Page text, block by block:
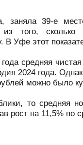
39-е
из того,
В Уфе этот
средняя
2024 года.
можно было
то средняя
рост на 11,5% по